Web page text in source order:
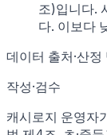
조)입니다.
다. 이보다
데이터 출처·산정
작성·검수
캐시로지 운영자